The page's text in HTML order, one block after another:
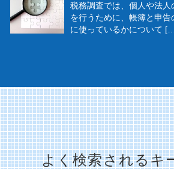
税務調査では、個人や法
を行うために、帳簿と申告
に使っているかについて
よく検索されるキ